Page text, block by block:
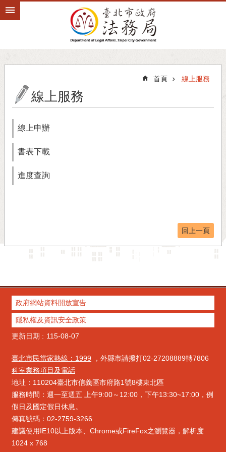
跳到主要內容區塊
首頁 線上服務
線上服務
線上申辦
書表下載
進度查詢
回上一頁
政府網站資料開放宣告
隱私權及資訊安全政策
更新日期
115-08-07
臺北市民當家熱線：1999 ，外縣市請撥打02-27208889轉7806
科室業務項目及電話
地址：110204臺北市信義區市府路1號8樓東北區
服務時間：週一至週五 上午9:00～12:00，下午13:30~17:00，例
假日及國定假日休息。
傳真號碼：02-2759-3266
建議使用IE10以上版本、Chrome或FireFox之瀏覽器，解析度
1024 x 768